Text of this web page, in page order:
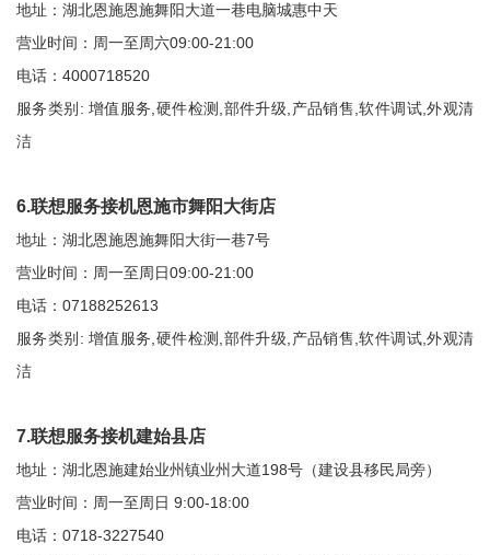
地址：湖北恩施恩施舞阳大道一巷电脑城惠中天
营业时间：周一至周六09:00-21:00
电话：4000718520
服务类别: 增值服务,硬件检测,部件升级,产品销售,软件调试,外观清
洁
6.联想服务接机恩施市舞阳大街店
地址：湖北恩施恩施舞阳大街一巷7号
营业时间：周一至周日09:00-21:00
电话：07188252613
服务类别: 增值服务,硬件检测,部件升级,产品销售,软件调试,外观清
洁
7.联想服务接机建始县店
地址：湖北恩施建始业州镇业州大道198号（建设县移民局旁）
营业时间：周一至周日 9:00-18:00
电话：0718-3227540